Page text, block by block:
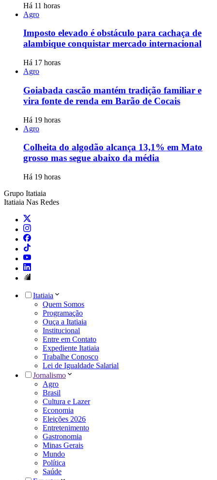
Há 11 horas
Agro
Imposto elevado é obstáculo para cachaça de
alambique conquistar mercado internacional
Há 17 horas
Agro
Goiabada cascão mantém tradição familiar e
vira fonte de renda em Barão de Cocais
Há 19 horas
Agro
Colheita do algodão alcança 13,1% em Mato
grosso mas segue abaixo da média
Há 19 horas
Grupo Itatiaia
Itatiaia Nas Redes
Itatiaia
Quem Somos
Programação
Ouça a Itatiaia
Institucional
Entre em Contato
Expediente Itatiaia
Trabalhe Conosco
Lei de Igualdade Salarial
Jornalismo
Agro
Brasil
Cultura e Lazer
Economia
Eleições 2026
Entretenimento
Gastronomia
Minas Gerais
Mundo
Política
Saúde